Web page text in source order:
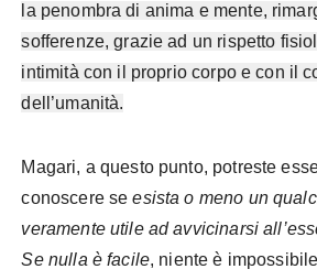
la penombra di anima e mente,
sofferenze, grazie ad un rispetto
intimità con il proprio corpo e con il
dell’umanità.
Magari, a questo punto, potreste
conoscere seesista o meno un
veramente utile ad avvicinarsi
Se nulla è facile, niente è